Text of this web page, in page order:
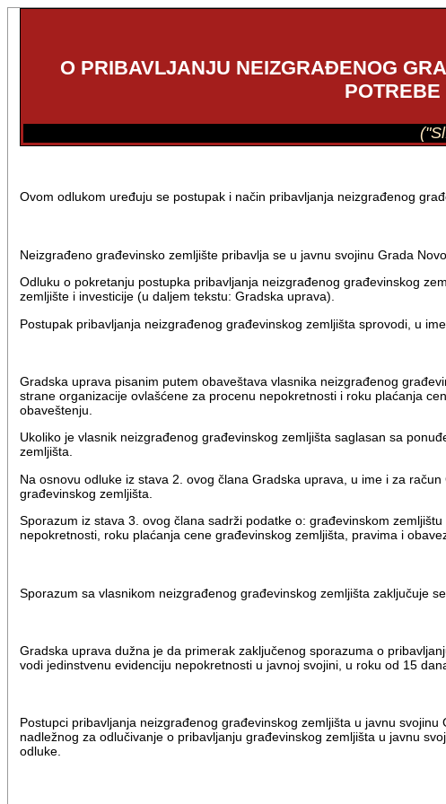
O PRIBAVLJANJU NEIZGRAĐENOG
Ovom odlukom uređuju se postupak i način pribavljanja neizgrađenog
Neizgrađeno građevinsko zemljište pribavlja se u javnu svojinu Grada
Odluku o pokretanju postupka pribavljanja neizgrađenog građevinskog
zemljište i investicije (u daljem tekstu: Gradska uprava).
Postupak pribavljanja neizgrađenog građevinskog zemljišta sprovodi, u
Gradska uprava pisanim putem obaveštava vlasnika neizgrađenog
strane organizacije ovlašćene za procenu nepokretnosti i roku plaćanja
obaveštenju.
Ukoliko je vlasnik neizgrađenog građevinskog zemljišta saglasan sa
zemljišta.
Na osnovu odluke iz stava 2. ovog člana Gradska uprava, u ime i za
građevinskog zemljišta.
Sporazum iz stava 3. ovog člana sadrži podatke o: građevinskom
nepokretnosti, roku plaćanja cene građevinskog zemljišta, pravima i
Sporazum sa vlasnikom neizgrađenog građevinskog zemljišta zaključuje
Gradska uprava dužna je da primerak zaključenog sporazuma o
vodi jedinstvenu evidenciju nepokretnosti u javnoj svojini, u roku od 15
Postupci pribavljanja neizgrađenog građevinskog zemljišta u javnu
nadležnog za odlučivanje o pribavljanju građevinskog zemljišta u javnu
odluke.